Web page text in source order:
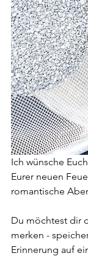
Ich wünsche
Eurer neuen
romantische
Du möchtest dir
merken -
Erinnerung auf